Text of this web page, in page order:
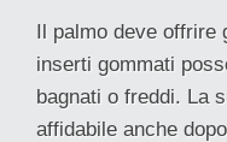
Il palmo deve offrire
inserti gommati
bagnati o freddi. La
affidabile anche